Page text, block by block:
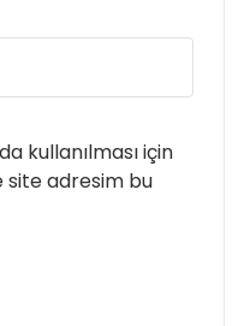
kullanılması için
site adresim bu